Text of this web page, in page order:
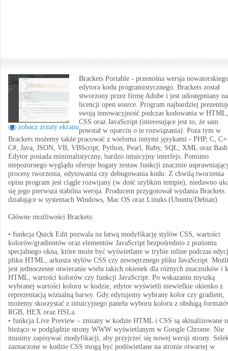
zobacz zrzuty ekranu
Brackets Portable - przenośna wersja nowatorskiego
edytora kodu programistycznego. Brackets został
stworzony przez firmę Adobe i jest udostępniany na
licencji open source. Program najbardziej
swoją innowacyjność podczas kodowania w HTML,
CSS oraz JavaScript (interesujące jest to, że sam
powstał w oparciu o te rozwiązania). Poza tym w
Brackets możemy także pracować z wieloma innymi językami - PHP, C,
C#, Java, JSON, VB, VBScript, Python, Pearl, Ruby, SQL, XML oraz
Edytor posiada minimalistyczny, bardzo intuicyjny interfejs. Pomimo
niepozornego wyglądu oferuje bogaty zestaw funkcji znacznie
procesy tworzenia, edytowania czy debugowania kodu. Z chwilą tworzenia
opisu program jest ciągle rozwijany (w dość szybkim tempie), niedawno
się jego pierwsza stabilna wersja. Producent przygotował wydania Brackets
działające w systemach Windows, Mac OS oraz Linuks (Ubuntu/Debian).
Główne możliwości Brackets:
• funkcja Quick Edit pozwala na łatwą modyfikację stylów CSS, wartości
kolorów/gradientów oraz elementów JavaScript bezpośrednio z poziomu
specjalnego okna, które może być wyświetlane w trybie inline podczas
pliku HTML, arkusza stylów CSS czy zewnętrznego pliku JavaScript.
jest jednoczesne otwieranie wielu takich okienek dla różnych znaczników i
HTML, wartości kolorów czy funkcji JavaScript. Po wskazaniu myszką
wybranej wartości koloru w kodzie, edytor wyświetli niewielkie okienko z
reprezentacją wizualną barwy. Gdy edytujemy wybrany kolor czy gradient,
możemy skorzystać z intuicyjnego panelu wyboru koloru z obsługą
RGB, HEX oraz HSLa.
• funkcja Live Preview – zmiany w kodzie HTML i CSS są aktualizowane
bieżąco w podglądzie strony WWW wyświetlanym w Google Chrome. Nie
musimy zapisywać modyfikacji, aby przyjrzeć się nowej wersji strony.
zaznaczone w kodzie CSS mogą być podświetlane na stronie otwartej w